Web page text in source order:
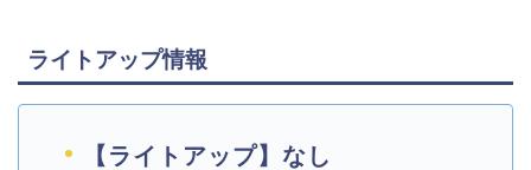
ライトアップ情報
【ライトアップ】なし